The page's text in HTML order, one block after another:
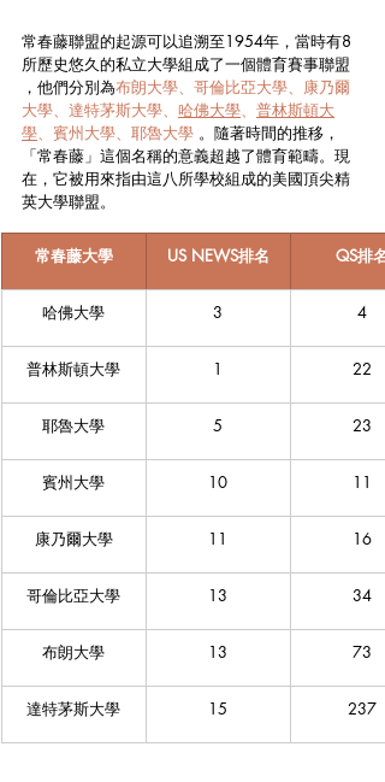
常春藤聯盟的起源可以追溯至1954年，當時有8
所歷史悠久的私立大學組成了一個體育賽事聯盟
，他們分別為布朗大學、哥倫比亞大學、康乃爾
大學、達特茅斯大學、 哈佛大學、 普林斯頓大
學、賓州大學、耶魯大學 。隨著時間的推移，
「常春藤」這個名稱的意義超越了體育範疇。現
在，它被用來指由這八所學校組成的美國頂尖精
英大學聯盟。
常春藤大學 US NEWS排名 QS排名
哈佛大學 3 4
普林斯頓大學 1 22
耶魯大學 5 23
賓州大學 10 11
康乃爾大學 11 16
哥倫比亞大學 13 34
布朗大學 13 73
達特茅斯大學 15 237